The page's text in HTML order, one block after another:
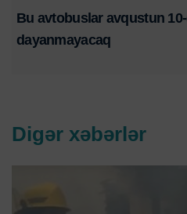
Bu avtobuslar avqustun
dayanmayacaq
Digər xəbərlər